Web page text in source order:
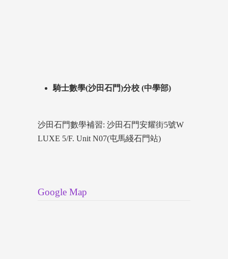
騎士數學(沙田石門)分校 (中學部)
沙田石門數學補習: 沙田石門安耀街5號W
LUXE 5/F. Unit N07(屯馬綫石門站)
Google Map